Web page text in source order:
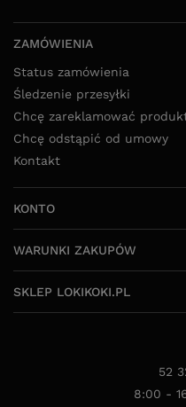
ZAMÓWIENIA
Status zamówienia
Śledzenie przesyłki
Chcę zareklamować
Chcę odstąpić od umowy
Kontakt
KONTO
WARUNKI ZAKUPÓW
SKLEP LOKIKOKI.PL
52
8:00 -